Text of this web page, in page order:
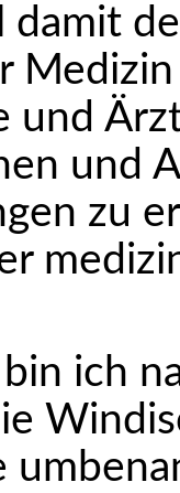
und
und
zu
bin ich